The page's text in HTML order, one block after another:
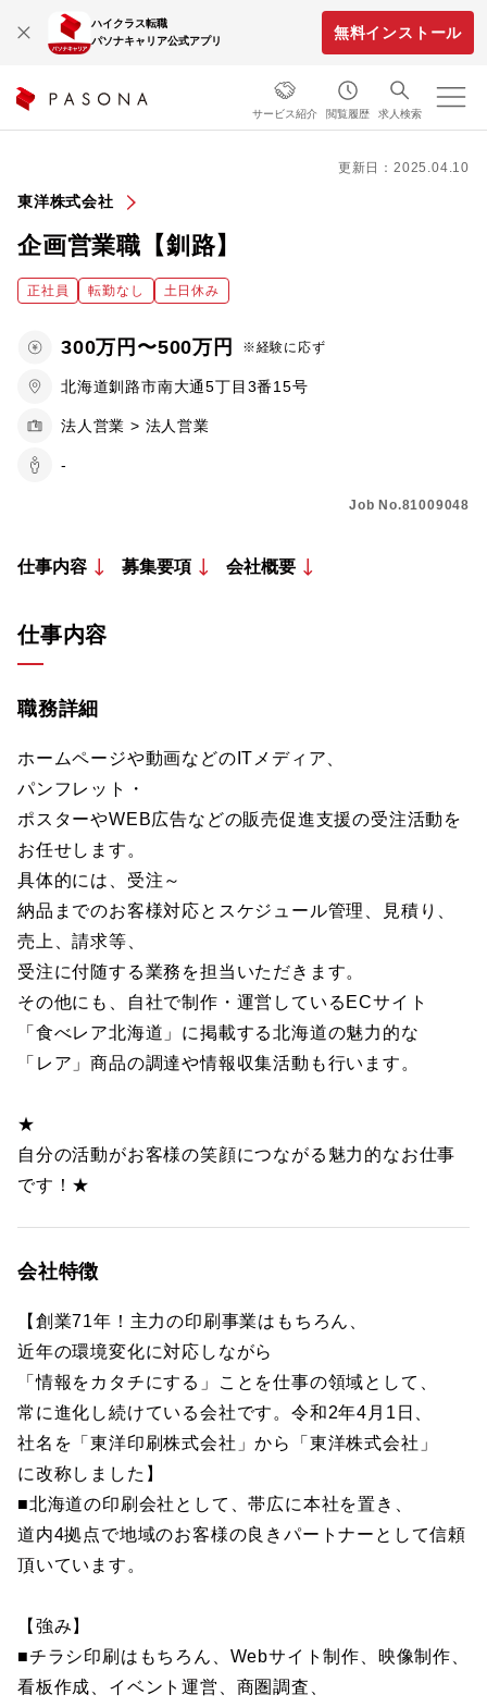
ハイクラス転職
パソナキャリア公式アプリ
無料インストール
サービス紹介 閲覧履歴 求人検索
更新日：2025.04.10
東洋株式会社
企画営業職【釧路】
正社員 転勤なし 土日休み
300万円〜500万円 ※経験に応ず
北海道釧路市南大通5丁目3番15号
法人営業 > 法人営業
-
Job No.81009048
仕事内容 募集要項 会社概要
仕事内容
職務詳細
ホームページや動画などのITメディア、
パンフレット・
ポスターやWEB広告などの販売促進支援の受注活動を
お任せします。
具体的には、受注～
納品までのお客様対応とスケジュール管理、見積り、
売上、請求等、
受注に付随する業務を担当いただきます。
その他にも、自社で制作・運営しているECサイト
「食べレア北海道」に掲載する北海道の魅力的な
「レア」商品の調達や情報収集活動も行います。
★
自分の活動がお客様の笑顔につながる魅力的なお仕事
です！★
会社特徴
【創業71年！主力の印刷事業はもちろん、
近年の環境変化に対応しながら
「情報をカタチにする」ことを仕事の領域として、
常に進化し続けている会社です。令和2年4月1日、
社名を「東洋印刷株式会社」から「東洋株式会社」
に改称しました】
■北海道の印刷会社として、帯広に本社を置き、
道内4拠点で地域のお客様の良きパートナーとして信頼
頂いています。
【強み】
■チラシ印刷はもちろん、Webサイト制作、映像制作、
看板作成、イベント運営、商圏調査、